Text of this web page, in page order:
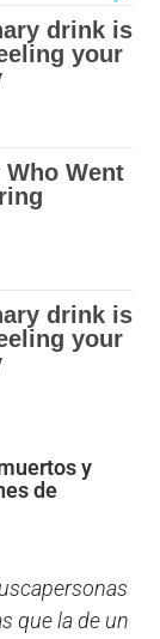
y
de
que la de un